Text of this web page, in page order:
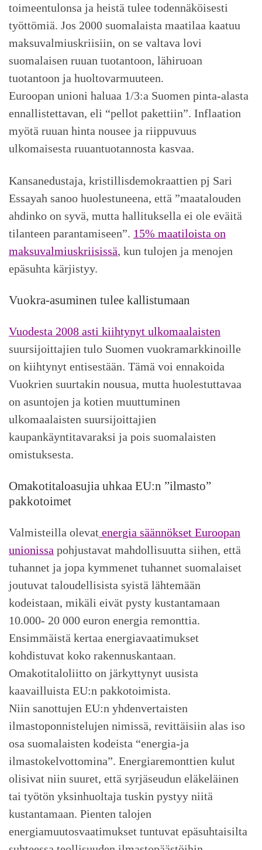
toimeentulonsa ja heistä tulee todennäköisesti
työttömiä. Jos 2000 suomalaista maatilaa kaatuu
maksuvalmiuskriisiin, on se valtava lovi
suomalaisen ruuan tuotantoon, lähiruoan
tuotantoon ja huoltovarmuuteen.
Euroopan unioni haluaa 1/3:a Suomen pinta-alasta
ennallistettavan, eli “pellot pakettiin”. Inflaation
myötä ruuan hinta nousee ja riippuvuus
ulkomaisesta ruuantuotannosta kasvaa.
Kansanedustaja, kristillisdemokraattien pj Sari
Essayah sanoo huolestuneena, että ”maatalouden
ahdinko on syvä, mutta hallituksella ei ole eväitä
tilanteen parantamiseen”. 15% maatiloista on
maksuvalmiuskriisissä, kun tulojen ja menojen
epäsuhta kärjistyy.
Vuokra-asuminen tulee kallistumaan
Vuodesta 2008 asti kiihtynyt ulkomaalaisten
suursijoittajien tulo Suomen vuokramarkkinoille
on kiihtynyt entisestään. Tämä voi ennakoida
Vuokrien suurtakin nousua, mutta huolestuttavaa
on asuntojen ja kotien muuttuminen
ulkomaalaisten suursijoittajien
kaupankäyntitavaraksi ja pois suomalaisten
omistuksesta.
Omakotitaloasujia uhkaa EU:n ”ilmasto”
pakkotoimet
Valmisteilla olevat energia säännökset Euroopan
unionissa pohjustavat mahdollisuutta siihen, että
tuhannet ja jopa kymmenet tuhannet suomalaiset
joutuvat taloudellisista syistä lähtemään
kodeistaan, mikäli eivät pysty kustantamaan
10.000- 20 000 euron energia remonttia.
Ensimmäistä kertaa energiavaatimukset
kohdistuvat koko rakennuskantaan.
Omakotitaloliitto on järkyttynyt uusista
kaavailluista EU:n pakkotoimista.
Niin sanottujen EU:n yhdenvertaisten
ilmastoponnistelujen nimissä, revittäisiin alas iso
osa suomalaisten kodeista “energia-ja
ilmastokelvottomina”. Energiaremonttien kulut
olisivat niin suuret, että syrjäseudun eläkeläinen
tai työtön yksinhuoltaja tuskin pystyy niitä
kustantamaan. Pienten talojen
energiamuutosvaatimukset tuntuvat epäsuhtaisilta